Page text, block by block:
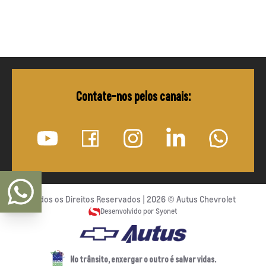
Contate-nos pelos canais:
Todos os Direitos Reservados | 2026 © Autus Chevrolet
Desenvolvido por Syonet
No trânsito, enxergar o outro é salvar vidas.